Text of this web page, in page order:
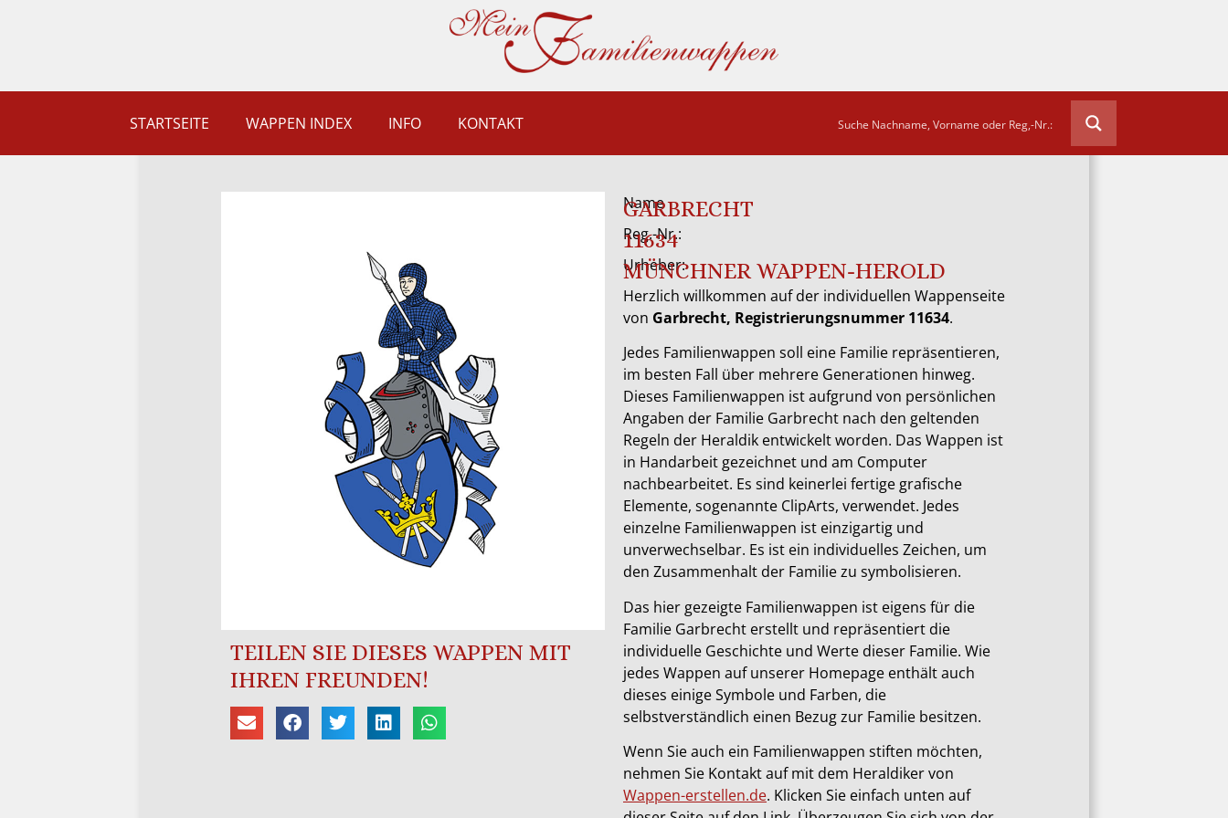
STARTSEITE WAPPEN INDEX INFO KONTAKT
TEILEN SIE DIESES WAPPEN MIT
IHREN FREUNDEN!
Name
GARBRECHT
Reg.-Nr.:
11634
Urheber:
MÜNCHNER WAPPEN-HEROLD
Herzlich willkommen auf der individuellen Wappenseite
von Garbrecht, Registrierungsnummer 11634.
Jedes Familienwappen soll eine Familie repräsentieren,
im besten Fall über mehrere Generationen hinweg.
Dieses Familienwappen ist aufgrund von persönlichen
Angaben der Familie Garbrecht nach den geltenden
Regeln der Heraldik entwickelt worden. Das Wappen ist
in Handarbeit gezeichnet und am Computer
nachbearbeitet. Es sind keinerlei fertige grafische
Elemente, sogenannte ClipArts, verwendet. Jedes
einzelne Familienwappen ist einzigartig und
unverwechselbar. Es ist ein individuelles Zeichen, um
den Zusammenhalt der Familie zu symbolisieren.
Das hier gezeigte Familienwappen ist eigens für die
Familie Garbrecht erstellt und repräsentiert die
individuelle Geschichte und Werte dieser Familie. Wie
jedes Wappen auf unserer Homepage enthält auch
dieses einige Symbole und Farben, die
selbstverständlich einen Bezug zur Familie besitzen.
Wenn Sie auch ein Familienwappen stiften möchten,
nehmen Sie Kontakt auf mit dem Heraldiker von
Wappen-erstellen.de. Klicken Sie einfach unten auf